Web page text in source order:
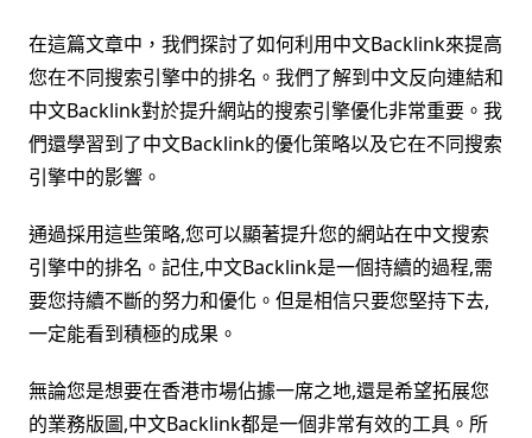
在這篇文章中，我們探討了如何利用中文Backlink來提高
您在不同搜索引擎中的排名。我們了解到中文反向連結和
中文Backlink對於提升網站的搜索引擎優化非常重要。我
們還學習到了中文Backlink的優化策略以及它在不同搜索
引擎中的影響。
通過採用這些策略,您可以顯著提升您的網站在中文搜索
引擎中的排名。記住,中文Backlink是一個持續的過程,需
要您持續不斷的努力和優化。但是相信只要您堅持下去,
一定能看到積極的成果。
無論您是想要在香港市場佔據一席之地,還是希望拓展您
的業務版圖,中文Backlink都是一個非常有效的工具。所